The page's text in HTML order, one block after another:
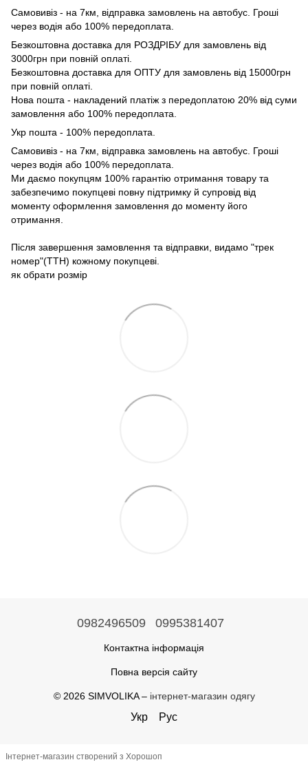
Самовивіз - на 7км, відправка замовлень на автобус. Гроші
через водія або 100% передоплата.
Безкоштовна доставка для РОЗДРІБУ для замовлень від
3000грн при повній оплаті.
Безкоштовна доставка для ОПТУ для замовлень від 15000грн
при повній оплаті.
Нова пошта - накладений платіж з передоплатою 20% від суми
замовлення або 100% передоплата.
Укр пошта - 100% передоплата.
Самовивіз - на 7км, відправка замовлень на автобус. Гроші
через водія або 100% передоплата.
Ми даємо покупцям 100% гарантію отримання товару та
забезпечимо покупцеві повну підтримку й супровід від
моменту оформлення замовлення до моменту його
отримання.
Після завершення замовлення та відправки, видамо "трек
номер"(ТТН) кожному покупцеві.
як обрати розмір
0982496509 0995381407
Контактна інформація
Повна версія сайту
© 2026 SIMVOLIKA – інтернет-магазин одягу
Укр Рус
Інтернет-магазин створений з Хорошоп